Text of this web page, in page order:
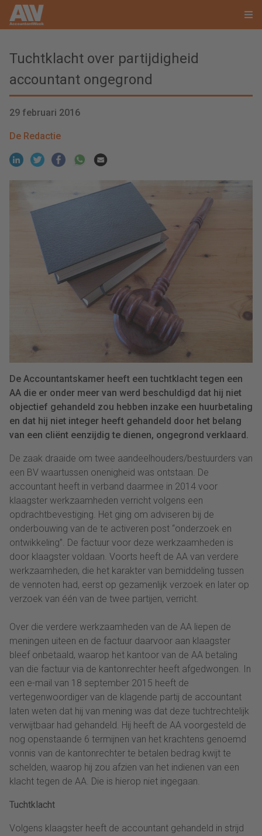
Tuchtklacht over partijdigheid
accountant ongegrond
29 februari 2016
De Redactie
De Accountantskamer heeft een tuchtklacht tegen een
AA die er onder meer van werd beschuldigd dat hij niet
objectief gehandeld zou hebben inzake een huurbetaling
en dat hij niet integer heeft gehandeld door het belang
van een cliënt eenzijdig te dienen, ongegrond verklaard.
De zaak draaide om twee aandeelhouders/bestuurders van
een BV waartussen onenigheid was ontstaan. De
accountant heeft in verband daarmee in 2014 voor
klaagster werkzaamheden verricht volgens een
opdrachtbevestiging. Het ging om adviseren bij de
onderbouwing van de te activeren post “onderzoek en
ontwikkeling”. De factuur voor deze werkzaamheden is
door klaagster voldaan. Voorts heeft de AA van verdere
werkzaamheden, die het karakter van bemiddeling tussen
de vennoten had, eerst op gezamenlijk verzoek en later op
verzoek van één van de twee partijen, verricht.
Over die verdere werkzaamheden van de AA liepen de
meningen uiteen en de factuur daarvoor aan klaagster
bleef onbetaald, waarop het kantoor van de AA betaling
van die factuur via de kantonrechter heeft afgedwongen. In
een e-mail van 18 september 2015 heeft de
vertegenwoordiger van de klagende partij de accountant
laten weten dat hij van mening was dat deze tuchtrechtelijk
verwijtbaar had gehandeld. Hij heeft de AA voorgesteld de
nog openstaande 6 termijnen van het krachtens genoemd
vonnis van de kantonrechter te betalen bedrag kwijt te
schelden, waarop hij zou afzien van het indienen van een
klacht tegen de AA. Die is hierop niet ingegaan.
Tuchtklacht
Volgens klaagster heeft de accountant gehandeld in strijd